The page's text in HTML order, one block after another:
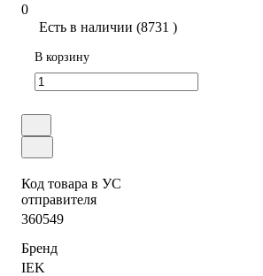
0
Есть в наличии (8731 )
В корзину
Код товара в УС
отправителя
360549
Бренд
IEK